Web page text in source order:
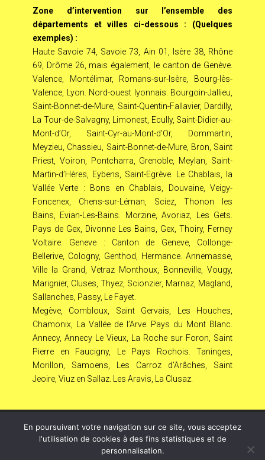
Zone d’intervention sur l’ensemble des
départements et villes ci-dessous : (Quelques
exemples) :
Haute Savoie 74, Savoie 73, Ain 01, Isère 38, Rhône
69, Drôme 26, mais également, le canton de Genève.
Valence, Montélimar, Romans-sur-Isère, Bourg-lès-
Valence, Lyon. Nord-ouest lyonnais. Bourgoin-Jallieu,
Saint-Bonnet-de-Mure, Saint-Quentin-Fallavier, Dardilly,
La Tour-de-Salvagny, Limonest, Ecully, Saint-Didier-au-
Mont-d’Or, Saint-Cyr-au-Mont-d’Or, Dommartin,
Meyzieu, Chassieu, Saint-Bonnet-de-Mure, Bron, Saint
Priest, Voiron, Pontcharra, Grenoble, Meylan, Saint-
Martin-d’Hères, Eybens, Saint-Egrève. Le Chablais, la
Vallée Verte : Bons en Chablais, Douvaine, Veigy-
Foncenex, Chens-sur-Léman, Sciez, Thonon les
Bains, Evian-Les-Bains. Morzine, Avoriaz, Les Gets.
Pays de Gex, Divonne Les Bains, Gex, Thoiry, Ferney
Voltaire. Geneve : Canton de Geneve, Collonge-
Bellerive, Cologny, Genthod, Hermance. Annemasse,
Ville la Grand, Vetraz Monthoux, Bonneville, Vougy,
Marignier, Cluses, Thyez, Scionzier, Marnaz, Magland,
Sallanches, Passy, Le Fayet.
Megève, Combloux, Saint Gervais, Les Houches,
Chamonix, La Vallée de l’Arve. Pays du Mont Blanc.
Annecy, Annecy Le Vieux, La Roche sur Foron, Saint
Pierre en Faucigny, Le Pays Rochois. Taninges,
Morillon, Samoens, Les Carroz d’Arâches, Saint
Jeoire, Viuz en Sallaz. Les Aravis, La Clusaz.
© Copyright 808 2026 – LeL –
Mentions Légales – RGPD
– Protection de la vie privée – Gestion des cookies –
En poursuivant votre navigation sur ce site, vous acceptez
l'utilisation de cookies à des fins statistiques et de
personnalisation.